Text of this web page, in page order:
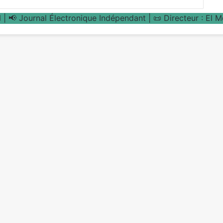
📢 Journal Électronique Indépendant | 📜 Directeur : El